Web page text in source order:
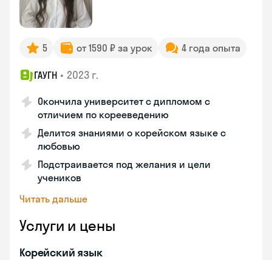
5 от 1590 ₽ за урок 4 года опыта
ГАУГН • 2023 г.
Окончила университет с дипломом с
отличием по корееведению
Делится знаниями о корейском языке с
любовью
Подстраивается под желания и цели
учеников
Читать дальше
Услуги и цены
Корейский язык